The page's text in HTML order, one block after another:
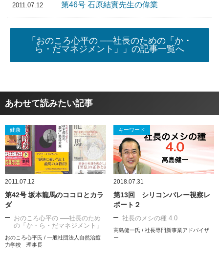
2011.07.12 第46号 石原結實先生の偉業
「おのころ心平の ──社長のための「か・
ら・だマネジメント」」の記事一覧へ
あわせて読みたい記事
健康
2011.07.12
第42号 坂本龍馬のココロとカラ
ダ
おのころ心平の ──社長のため
の「か・ら・だマネジメント」
おのころ心平氏 / 一般社団法人自然治癒
力学校 理事長
キーワード
2018.07.31
第13回 シリコンバレー視察レ
ポート２
社長のメシの種 4.0
高島健一氏 / 社長専門新事業アドバイザ
ー